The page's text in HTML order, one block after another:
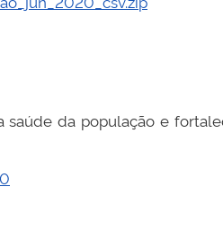
da população e